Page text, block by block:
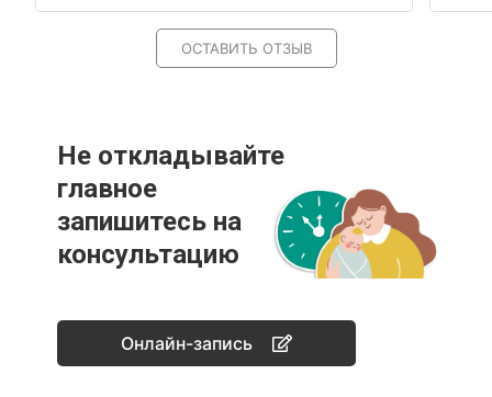
ОСТАВИТЬ ОТЗЫВ
Не откладывайте
главное
запишитесь на
консультацию
Онлайн-запись